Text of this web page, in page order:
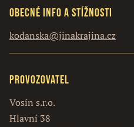
Obecné info a stížnosti
kodanska@jinakrajina.cz
Provozovatel
Vosín s.r.o.
Hlavní 38